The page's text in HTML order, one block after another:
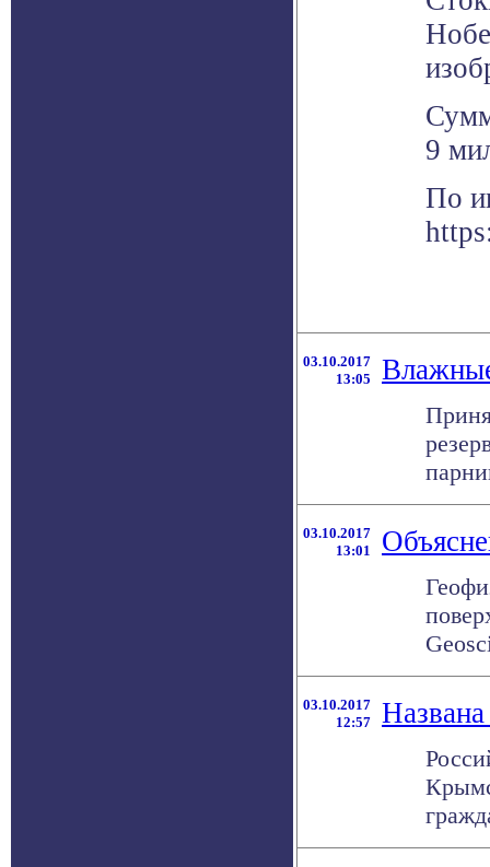
9
По
03.10.2017
13:05
03.10.2017
13:01
03.10.2017
12:57